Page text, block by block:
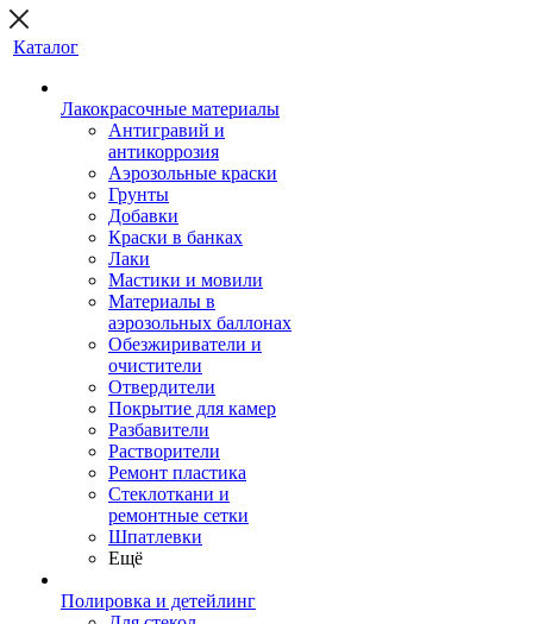
Каталог
Лакокрасочные материалы
Антигравий и
антикоррозия
Аэрозольные краски
Грунты
Добавки
Краски в банках
Лаки
Мастики и мовили
Материалы в
аэрозольных баллонах
Обезжириватели и
очистители
Отвердители
Покрытие для камер
Разбавители
Растворители
Ремонт пластика
Стеклоткани и
ремонтные сетки
Шпатлевки
Ещё
Полировка и детейлинг